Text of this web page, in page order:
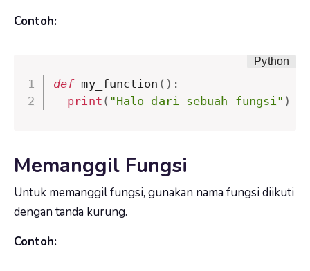
Contoh:
def my_function ( ) :
print ( "Halo dari sebuah fungsi" )
Memanggil Fungsi
Untuk memanggil fungsi, gunakan nama fungsi diikuti
dengan tanda kurung.
Contoh: